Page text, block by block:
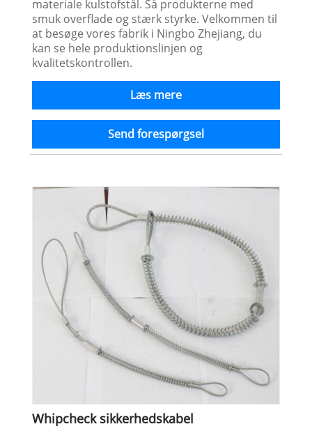
materiale kulstofstål. Så produkterne med
smuk overflade og stærk styrke. Velkommen til
at besøge vores fabrik i Ningbo Zhejiang, du
kan se hele produktionslinjen og
kvalitetskontrollen.
Læs mere
Send forespørgsel
Whipcheck sikkerhedskabel